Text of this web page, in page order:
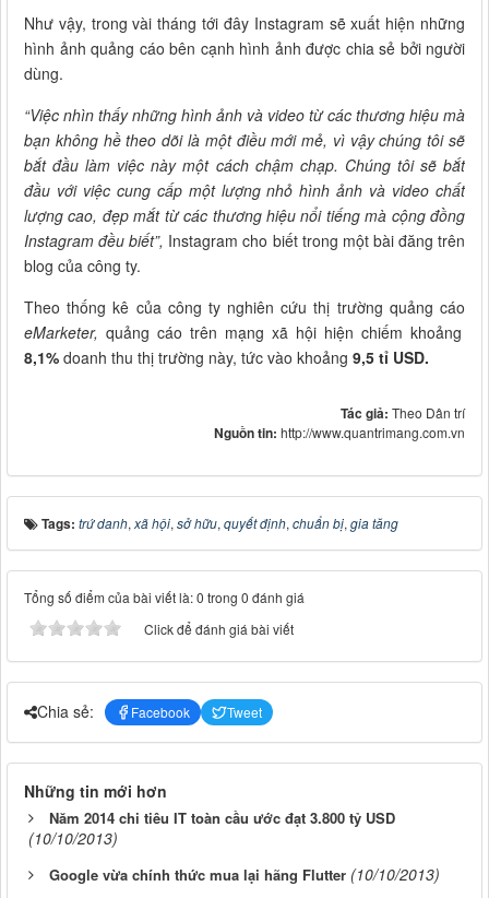
Như vậy, trong vài tháng tới đây Instagram sẽ xuất hiện những
hình ảnh quảng cáo bên cạnh hình ảnh được chia sẻ bởi người
dùng.
“Việc nhìn thấy những hình ảnh và video từ các thương hiệu mà
bạn không hề theo dõi là một điều mới mẻ, vì vậy chúng tôi sẽ
bắt đầu làm việc này một cách chậm chạp. Chúng tôi sẽ bắt
đầu với việc cung cấp một lượng nhỏ hình ảnh và video chất
lượng cao, đẹp mắt từ các thương hiệu nổi tiếng mà cộng đồng
Instagram đều biết”, Instagram cho biết trong một bài đăng trên
blog của công ty.
Theo thống kê của công ty nghiên cứu thị trường quảng cáo
eMarketer, quảng cáo trên mạng xã hội hiện chiếm khoảng
8,1% doanh thu thị trường này, tức vào khoảng 9,5 tỉ USD.
Tác giả: Theo Dân trí
Nguồn tin: http://www.quantrimang.com.vn
Tags: trứ danh, xã hội, sở hữu, quyết định, chuẩn bị, gia tăng
Tổng số điểm của bài viết là: 0 trong 0 đánh giá
Click để đánh giá bài viết
Chia sẻ: Facebook Tweet
Những tin mới hơn
Năm 2014 chi tiêu IT toàn cầu ước đạt 3.800 tỷ USD
(10/10/2013)
Google vừa chính thức mua lại hãng Flutter (10/10/2013)